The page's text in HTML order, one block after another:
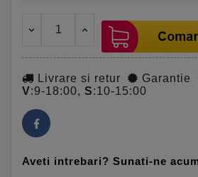
Livrare si retur Garantie
V:9-18:00, S:10-15:00
Aveti intrebari? Sunati-ne